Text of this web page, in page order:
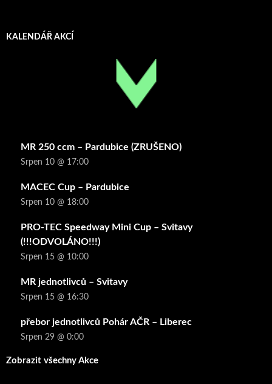
KALENDÁŘ AKCÍ
MR 250 ccm – Pardubice (ZRUŠENO)
Srpen 10 @ 17:00
MACEC Cup – Pardubice
Srpen 10 @ 18:00
PRO-TEC Speedway Mini Cup – Svitavy
(!!!ODVOLÁNO!!!)
Srpen 15 @ 10:00
MR jednotlivců – Svitavy
Srpen 15 @ 16:30
přebor jednotlivců Pohár AČR – Liberec
Srpen 29 @ 0:00
Zobrazit všechny Akce